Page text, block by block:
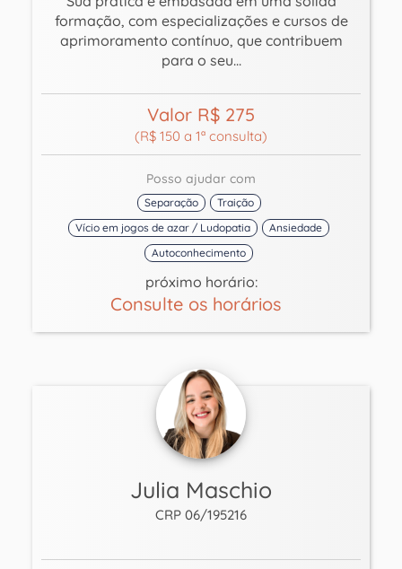
formação, com especializações e cursos de
aprimoramento contínuo, que contribuem
para o seu...
Valor R$ 275
(R$ 150 a 1ª consulta)
Posso ajudar com
Separação
Traição
Vício em jogos de azar / Ludopatia
Ansiedade
Autoconhecimento
próximo horário:
Consulte os horários
Julia Maschio
CRP 06/195216